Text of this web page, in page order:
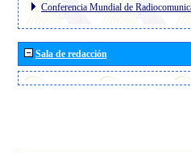
Conferencia Mundial de
Sala de redacción